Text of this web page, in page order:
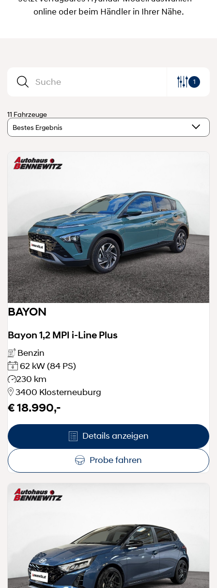
online oder beim Händler in Ihrer Nähe.
1
11 Fahrzeuge
Bestes Ergebnis
BAYON
Bayon 1,2 MPI i-Line Plus
Benzin
62 kW(84 PS)
230 km
3400 Klosterneuburg
€ 18.990,-
Details anzeigen
Probe fahren